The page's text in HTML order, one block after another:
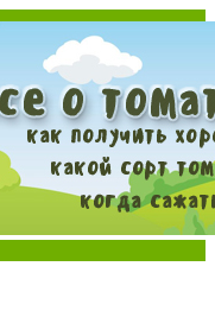
Сорта и рассада.